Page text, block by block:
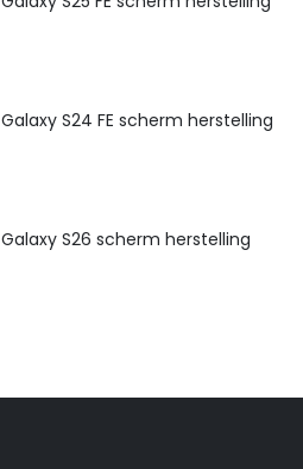
S24 FE scherm herstelling
S26 scherm herstelling